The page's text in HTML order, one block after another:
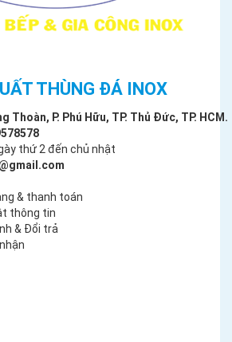
THÙNG ĐÁ INOX
Thoàn, P. Phú Hữu, TP. Thủ Đức, TP. HCM.
thứ 2 đến chủ nhật
& thanh toán
thông tin
& Đổi trả